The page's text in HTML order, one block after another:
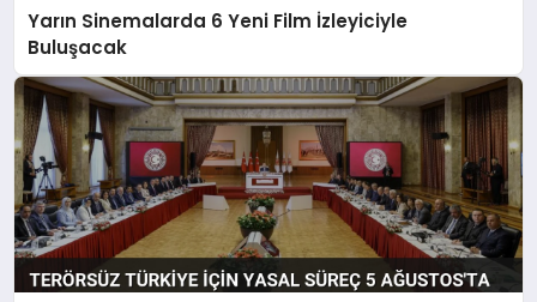
Yarın Sinemalarda 6 Yeni Film İzleyiciyle
Buluşacak